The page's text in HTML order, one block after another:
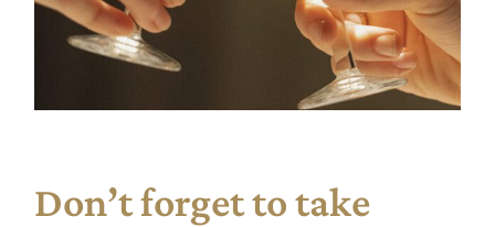
Don’t forget to take